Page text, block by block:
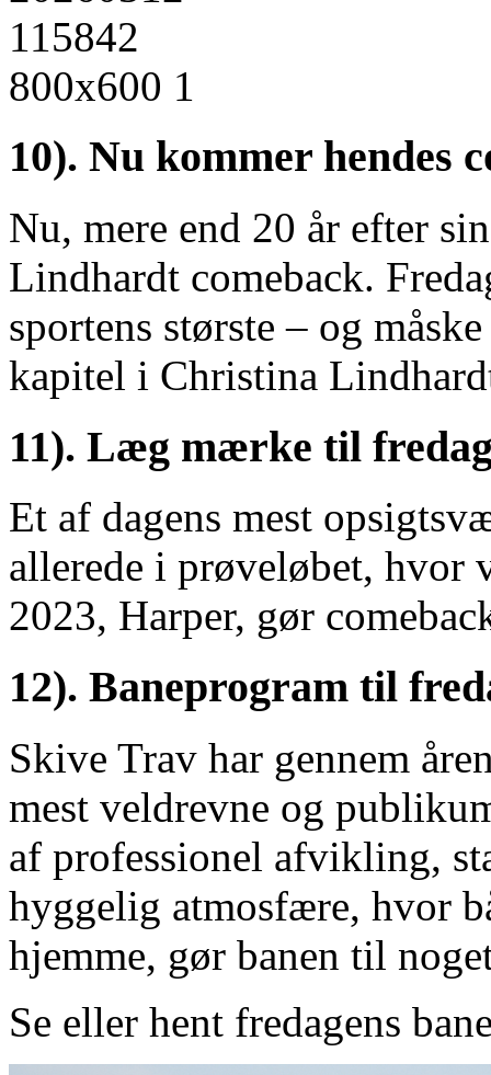
10). Nu kommer hendes
Nu, mere end 20 år efter
Lindhardt comeback.
sportens største – og
kapitel i Christina
11). Læg mærke til
Et af dagens mest
allerede i prøveløbet, hvor
2023, Harper, gør
12). Baneprogram til
Skive Trav har gennem
mest veldrevne og
af professionel afvikling,
hyggelig atmosfære, hvor
hjemme, gør banen til
Se eller hent fredagens